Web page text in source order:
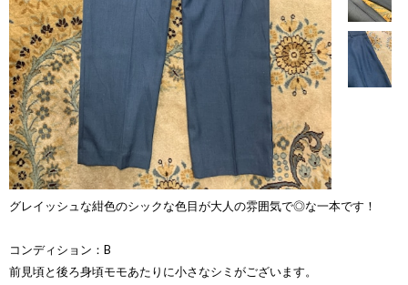
グレイッシュな紺色のシックな色目が大人の雰囲気で◎な一本です！
コンディション：B
前見頃と後ろ身頃モモあたりに小さなシミがございます。